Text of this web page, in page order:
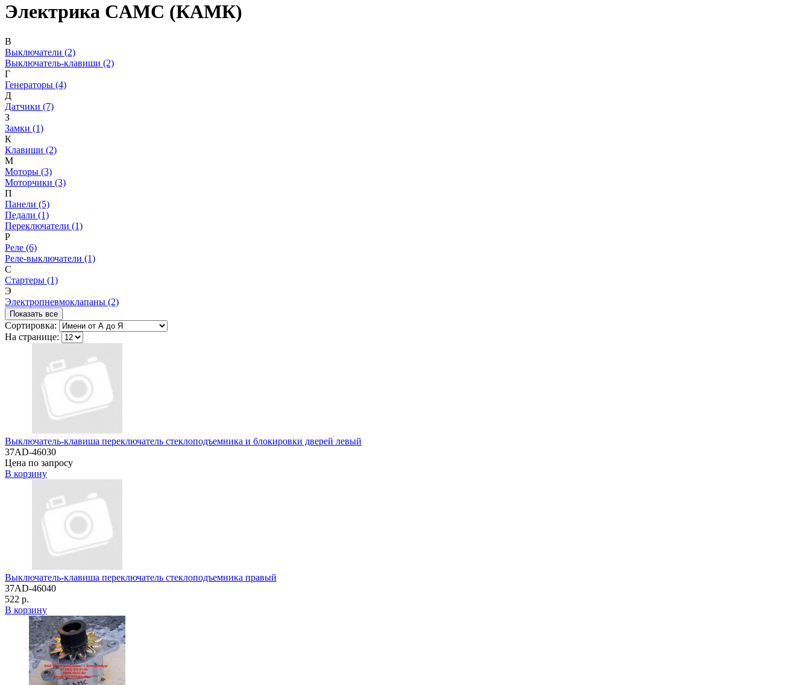
Электрика CAMC (КАМК)
В
Выключатели (2)
Выключатель-клавиши (2)
Г
Генераторы (4)
Д
Датчики (7)
З
Замки (1)
К
Клавиши (2)
М
Моторы (3)
Моторчики (3)
П
Панели (5)
Педали (1)
Переключатели (1)
Р
Реле (6)
Реле-выключатели (1)
С
Стартеры (1)
Э
Электропневмоклапаны (2)
Показать все
Сортировка:
На странице:
Выключатель-клавиша переключатель стеклоподъемника и блокировки дверей левый
37AD-46030
Цена по запросу
В корзину
Выключатель-клавиша переключатель стеклоподъемника правый
37AD-46040
522 р.
В корзину